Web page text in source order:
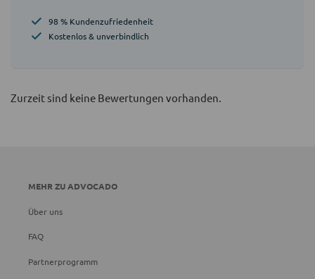
98 % Kundenzufriedenheit
Kostenlos & unverbindlich
Zurzeit sind keine Bewertungen vorhanden.
MEHR ZU ADVOCADO
Über uns
FAQ
Partnerprogramm